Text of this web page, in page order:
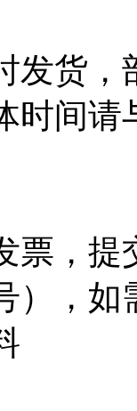
发货
时间请
票，提
），